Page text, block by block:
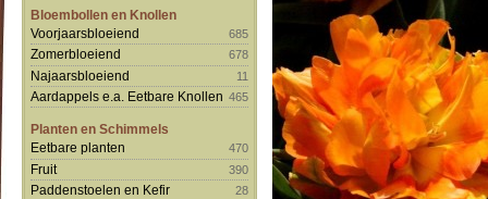
Bloembollen en Knollen
Voorjaarsbloeiend
685
Zomerbloeiend 678
Najaarsbloeiend 11
Aardappels e.a. Eetbare Knollen 465
Planten en Schimmels
Eetbare planten
470
Fruit 390
Paddenstoelen en Kefir 28